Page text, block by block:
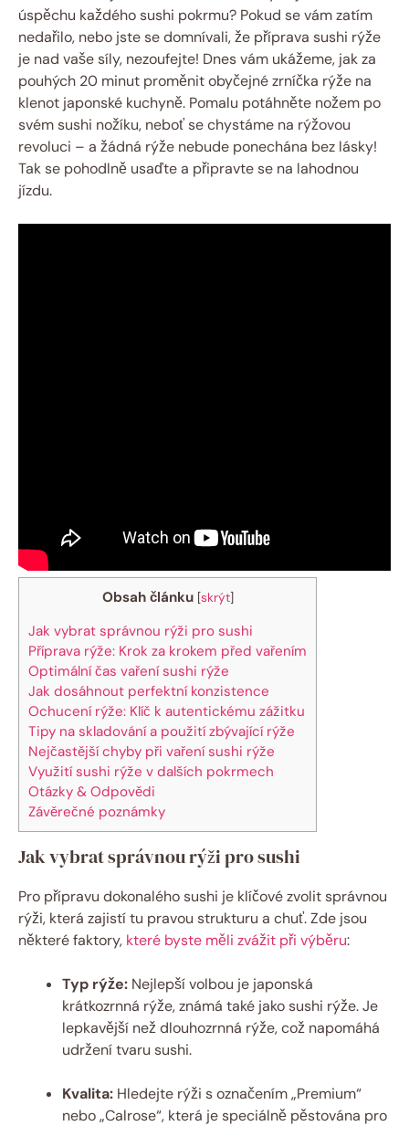
úspěchu každého sushi pokrmu? Pokud se vám zatím
nedařilo, nebo jste se domnívali, že příprava sushi rýže
je nad vaše síly, nezoufejte! Dnes vám ukážeme, jak za
pouhých 20 minut proměnit obyčejné zrníčka rýže na
klenot japonské kuchyně. Pomalu potáhněte nožem po
svém sushi nožíku, neboť se chystáme na rýžovou
revoluci – a žádná rýže nebude ponechána bez lásky!
Tak se pohodlně usaďte a připravte se na lahodnou
jízdu.
Obsah článku [skrýt]
Jak vybrat správnou rýži pro sushi
Příprava rýže: Krok za krokem před vařením
Optimální čas vaření sushi rýže
Jak dosáhnout perfektní konzistence
Ochucení rýže: Klíč k autentickému zážitku
Tipy na skladování a použití zbývající rýže
Nejčastější chyby při vaření sushi rýže
Využití sushi rýže v dalších pokrmech
Otázky & Odpovědi
Závěrečné poznámky
Jak vybrat správnou rýži pro sushi
Pro přípravu dokonalého sushi je klíčové zvolit správnou
rýži, která zajistí tu pravou strukturu a chuť. Zde jsou
některé faktory, které byste měli zvážit při výběru:
Typ rýže: Nejlepší volbou je japonská
krátkozrnná rýže, známá také jako sushi rýže. Je
lepkavější než dlouhozrnná rýže, což napomáhá
udržení tvaru sushi.
Kvalita: Hledejte rýži s označením „Premium“
nebo „Calrose“, která je speciálně pěstována pro